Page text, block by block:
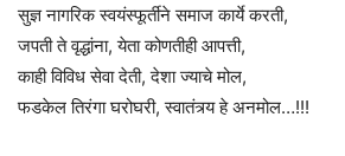
सुज्ञ नागरिक स्वयंस्फूर्तीने समाज कार्ये करती,
जपती ते वृद्धांना, येता कोणतीही आपत्ती,
काही विविध सेवा देती, देशा ज्याचे मोल,
फडकेल तिरंगा घरोघरी, स्वातंत्र्य हे अनमोल…!!!